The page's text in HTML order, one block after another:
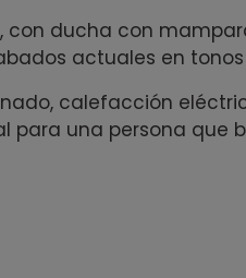
con ducha con
actuales en
calefacción
para una persona que